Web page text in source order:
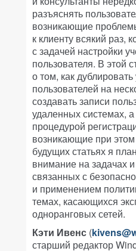
разъяснять
возникающие
к клиенту всякий раз,
с задачей настройки
пользователя. В этой
о том, как
пользователей на
создавать записи
удаленных системах,
процедурой
возникающие при
будущих статьях я
внимание на задачах
связанных с
и применением
темах, касающихся
одноранговых сетей.
Кэти Ивенс (
старший редактор